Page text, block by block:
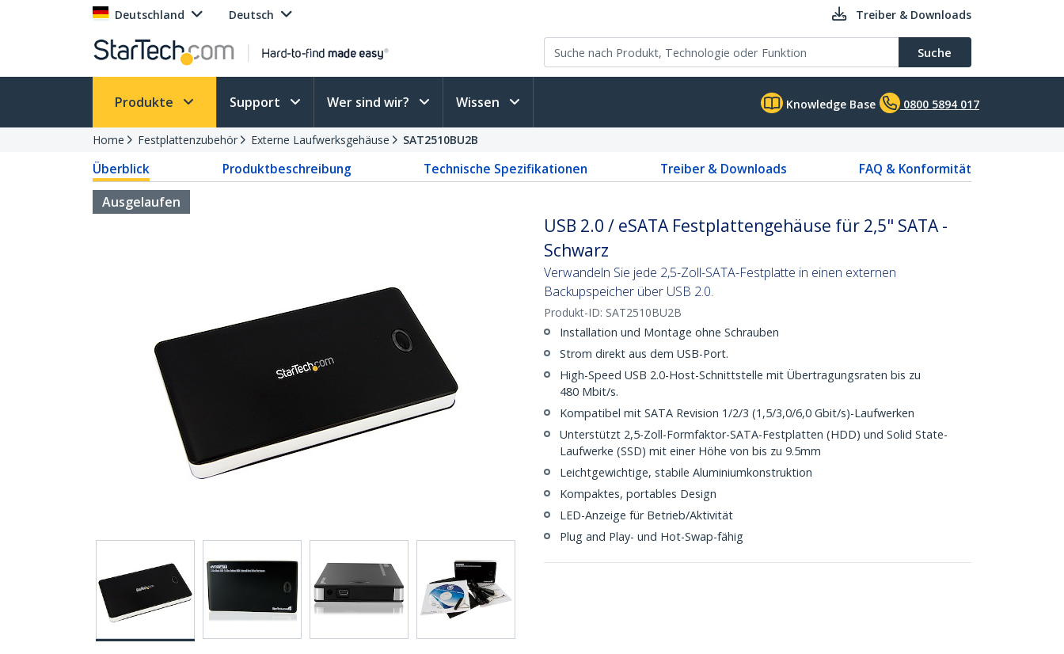
Deutschland Deutsch Treiber & Downloads
Suche
Produkte Support Wer sind wir? Wissen Knowledge Base 0800 5894 017
Home Festplattenzubehör Externe Laufwerksgehäuse SAT2510BU2B
Überblick Produktbeschreibung Technische Spezifikationen Treiber & Downloads
FAQ & Konformität
Ausgelaufen
USB 2.0 / eSATA Festplattengehäuse für 2,5" SATA -
Schwarz
Verwandeln Sie jede 2,5-Zoll-SATA-Festplatte in einen externen
Backupspeicher über USB 2.0.
Produkt-ID: SAT2510BU2B
Installation und Montage ohne Schrauben
Strom direkt aus dem USB-Port.
High-Speed USB 2.0-Host-Schnittstelle mit Übertragungsraten bis zu
480 Mbit/s.
Kompatibel mit SATA Revision 1/2/3 (1,5/3,0/6,0 Gbit/s)-Laufwerken
Unterstützt 2,5-Zoll-Formfaktor-SATA-Festplatten (HDD) und Solid State-
Laufwerke (SSD) mit einer Höhe von bis zu 9.5mm
Leichtgewichtige, stabile Aluminiumkonstruktion
Kompaktes, portables Design
LED-Anzeige für Betrieb/Aktivität
Plug and Play- und Hot-Swap-fähig